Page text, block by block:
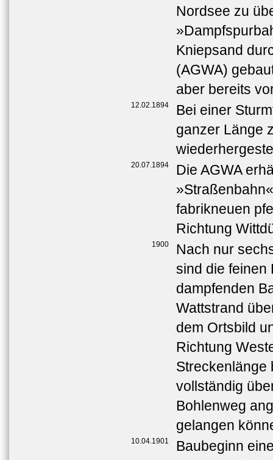
Nordsee zu
Kniepsand
(AGWA)
aber bereits
12.02.1894
Bei einer
ganzer Länge
20.07.1894
Die AGWA
fabrikneuen
Richtung
1900
Nach nur
sind die feinen
dampfenden
Wattstrand
dem Ortsbild
Richtung
Streckenlänge
vollständig
Bohlenweg
gelangen
10.04.1901
Baubeginn